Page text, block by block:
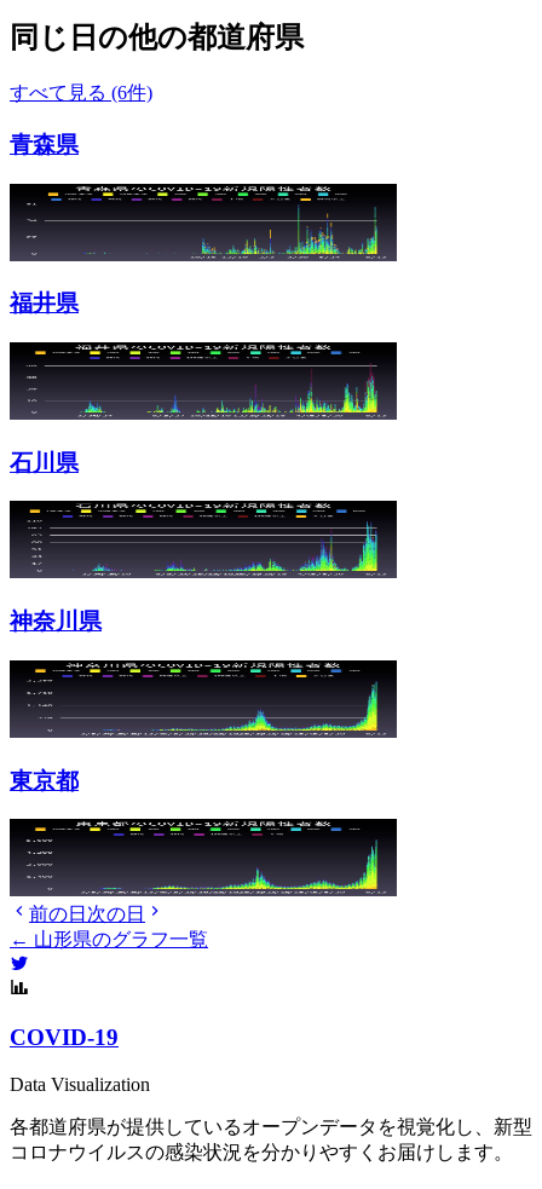
同じ日の他の都道府県
すべて見る (6件)
青森県
福井県
石川県
神奈川県
東京都
前の日 次の日
← 山形県のグラフ一覧
COVID-19
Data Visualization
各都道府県が提供しているオープンデータを視覚化し、新型
コロナウイルスの感染状況を分かりやすくお届けします。